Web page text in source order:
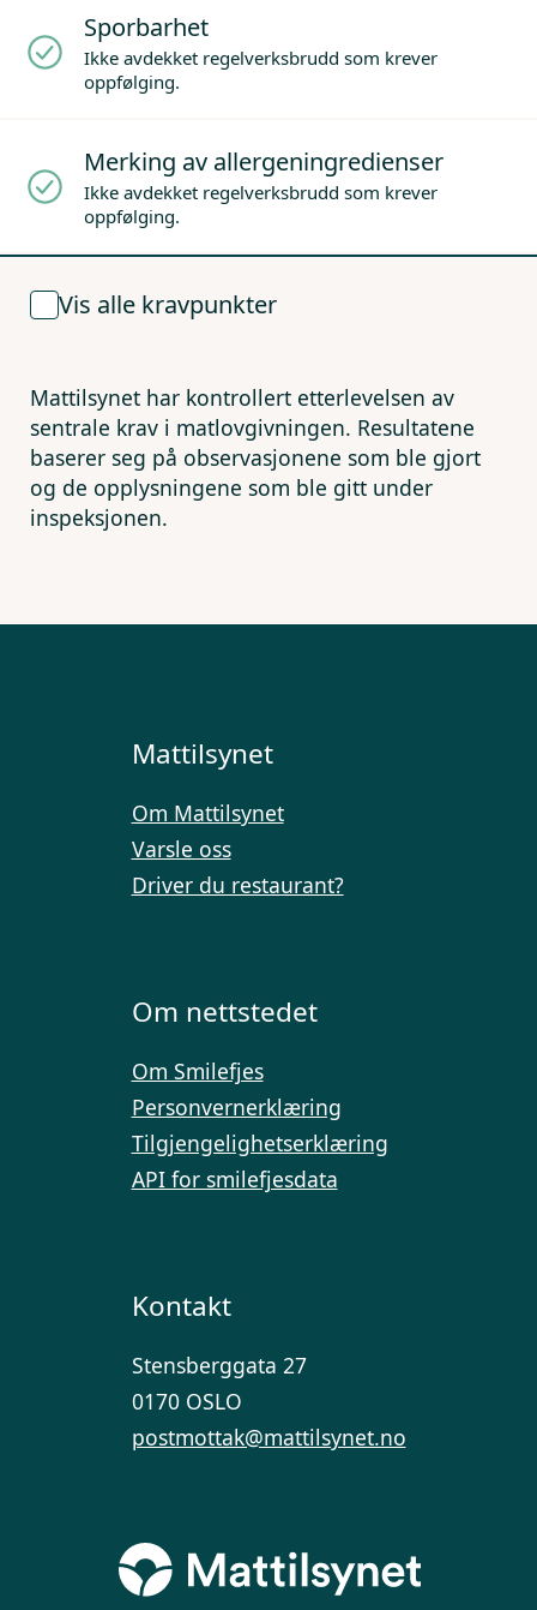
Sporbarhet
Ikke avdekket regelverksbrudd som krever
oppfølging.
Merking av allergeningredienser
Ikke avdekket regelverksbrudd som krever
oppfølging.
Vis alle kravpunkter
Mattilsynet har kontrollert etterlevelsen av
sentrale krav i matlovgivningen. Resultatene
baserer seg på observasjonene som ble gjort
og de opplysningene som ble gitt under
inspeksjonen.
Mattilsynet
Om Mattilsynet
Varsle oss
Driver du restaurant?
Om nettstedet
Om Smilefjes
Personvernerklæring
Tilgjengelighetserklæring
API for smilefjesdata
Kontakt
Stensberggata 27
0170 OSLO
postmottak@mattilsynet.no